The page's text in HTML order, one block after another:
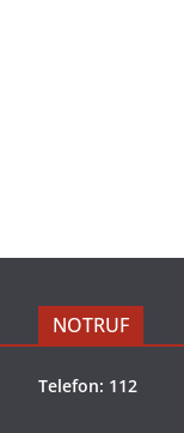
NOTRUF
Telefon: 112